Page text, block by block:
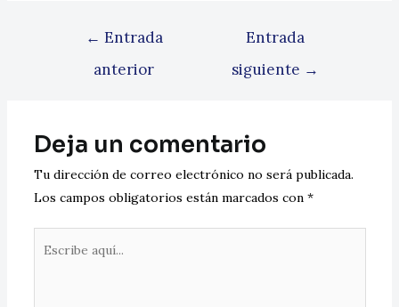
← Entrada
anterior
Entrada
siguiente →
Deja un comentario
Tu dirección de correo electrónico no será publicada.
Los campos obligatorios están marcados con *